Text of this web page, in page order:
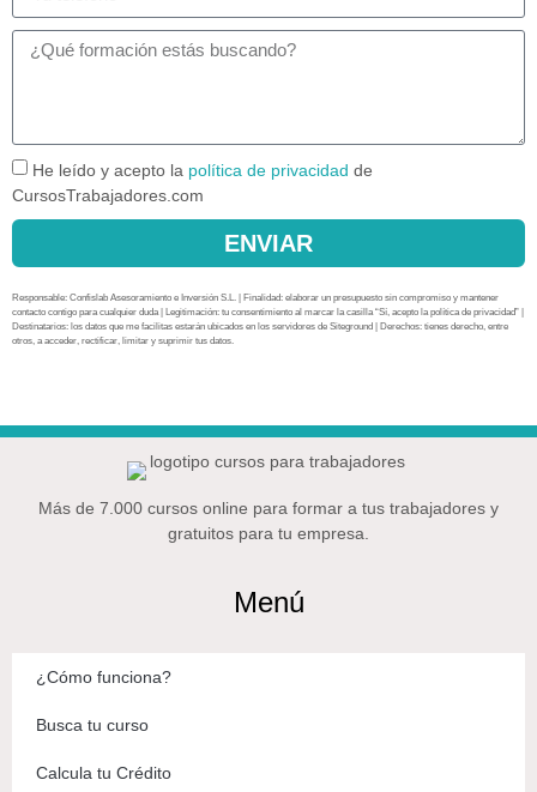
He leído y acepto la política de privacidad de
CursosTrabajadores.com
ENVIAR
Responsable: Confislab Asesoramiento e Inversión S.L. | Finalidad: elaborar un presupuesto sin compromiso y mantener
contacto contigo para cualquier duda | Legitimación: tu consentimiento al marcar la casilla “Sí, acepto la política de privacidad” |
Destinatarios: los datos que me facilitas estarán ubicados en los servidores de Siteground | Derechos: tienes derecho, entre
otros, a acceder, rectificar, limitar y suprimir tus datos.
Más de 7.000 cursos online para formar a tus trabajadores y
gratuitos para tu empresa.
Menú
¿Cómo funciona?
Busca tu curso
Calcula tu Crédito